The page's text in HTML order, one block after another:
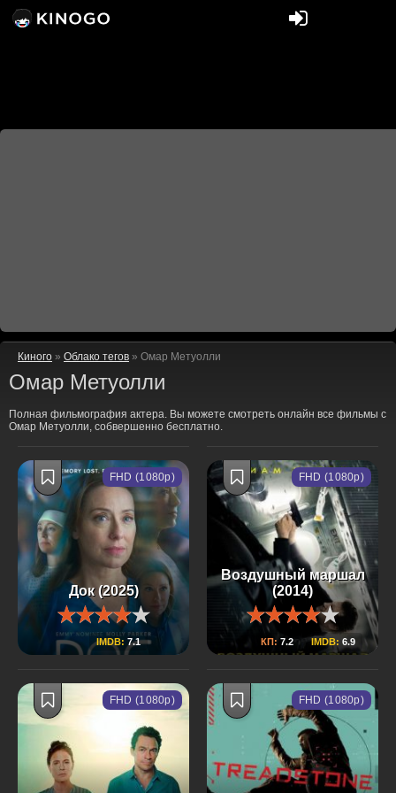
Киного » Облако тегов » Омар Метуолли
Омар Метуолли
Полная фильмография актера. Вы можете смотреть онлайн все фильмы с
Омар Метуолли, собвершенно бесплатно.
Док (2025)
IMDB: 7.1
FHD (1080p)
Воздушный маршал
(2014)
КП: 7.2 IMDB: 6.9
FHD (1080p)
FHD (1080p) FHD (1080p)